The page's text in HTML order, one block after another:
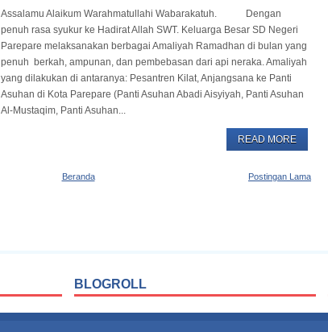
Assalamu Alaikum Warahmatullahi Wabarakatuh. Dengan
penuh rasa syukur ke Hadirat Allah SWT. Keluarga Besar SD Negeri
Parepare melaksanakan berbagai Amaliyah Ramadhan di bulan yang
penuh berkah, ampunan, dan pembebasan dari api neraka. Amaliyah
yang dilakukan di antaranya: Pesantren Kilat, Anjangsana ke Panti
Asuhan di Kota Parepare (Panti Asuhan Abadi Aisyiyah, Panti Asuhan
Al-Mustaqim, Panti Asuhan...
READ MORE
Postingan Lama
Beranda
BLOGROLL